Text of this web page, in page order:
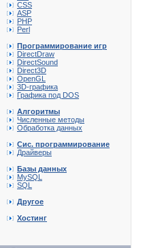
CSS
ASP
PHP
Perl
Программирование игр
DirectDraw
DirectSound
Direct3D
OpenGL
3D-графика
Графика под DOS
Алгоритмы
Численные методы
Обработка данных
Сис. программирование
Драйверы
Базы данных
MySQL
SQL
Другое
Хостинг